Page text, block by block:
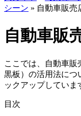
シーン » 自動車販売
自動車販
ここでは、自動車販
黒板）の活用法につ
ックアップしていま
目次